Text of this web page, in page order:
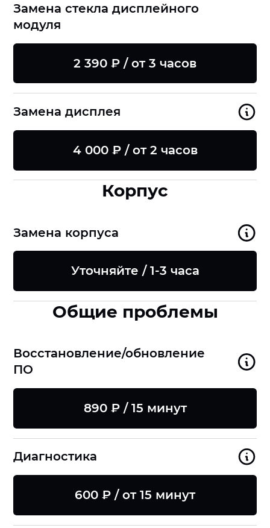
Замена стекла дисплейного
модуля
2 390 ₽ / от 3 часов
Замена дисплея
4 000 ₽ / от 2 часов
Корпус
Замена корпуса
Уточняйте / 1-3 часа
Общие проблемы
Восстановление/обновление
ПО
890 ₽ / 15 минут
Диагностика
600 ₽ / от 15 минут